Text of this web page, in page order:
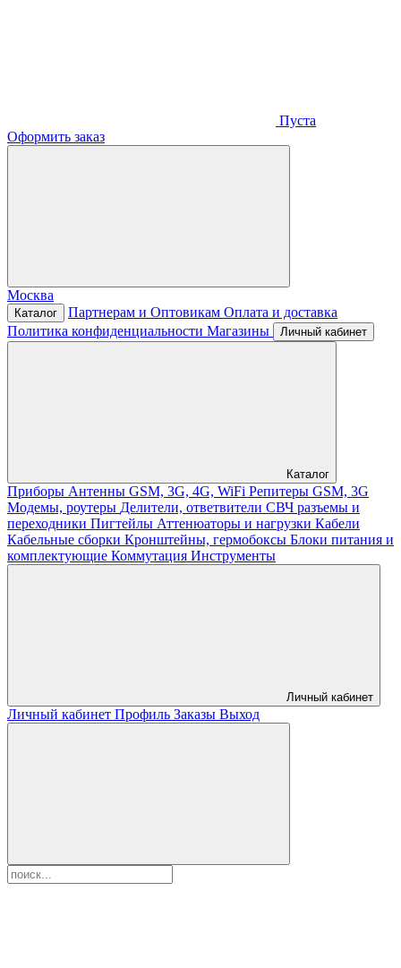
Пуста
Оформить заказ
Москва
Каталог Партнерам и Оптовикам Оплата и доставка
Политика конфиденциальности Магазины Личный кабинет
Каталог
Приборы Антенны GSM, 3G, 4G, WiFi Репитеры GSM, 3G
Модемы, роутеры Делители, ответвители СВЧ разъемы и
переходники Пигтейлы Аттенюаторы и нагрузки Кабели
Кабельные сборки Кронштейны, гермобоксы Блоки питания и
комплектующие Коммутация Инструменты
Личный кабинет
Личный кабинет Профиль Заказы Выход